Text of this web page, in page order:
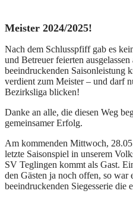
Meister 2024/2025!
Nach dem Schlusspfiff gab es
und Betreuer feierten
beeindruckenden Saisonleistung
verdient zum Meister – und darf
Bezirksliga blicken!
Danke an alle, die diesen Weg
gemeinsamer Erfolg.
Am kommenden Mittwoch,
letzte Saisonspiel in unserem
SV Teglingen kommt als Gast.
den Gästen ja noch offen, so war
beeindruckenden Siegesserie die